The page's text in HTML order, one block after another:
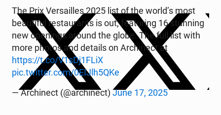
The Prix Ver­sa­il­les 2025 list of the world’s most
be­au­ti­ful re­stau­rants is out, fe­atu­ring 16 stun­ning
new ope­nings around the globe. The full list with
more photos and details on Ar­chi­nect at
https://t.co/V1sDj1FLiX
pic.twitter.com/0EIJlh5QKe
— Ar­chi­nect (@ar­chi­nect) June 17, 2025